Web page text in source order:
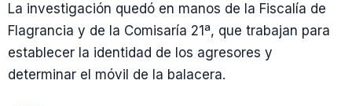
La investigación quedó en manos de la Fiscalía de
Flagrancia y de la Comisaría 21ª, que trabajan para
establecer la identidad de los agresores y
determinar el móvil de la balacera.